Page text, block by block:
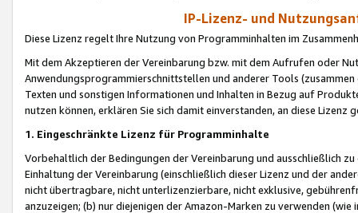
IP-Lizenz- und
Diese Lizenz regelt Ihre Nutzung von Programminhalten im
Mit dem Akzeptieren der Vereinbarung bzw. mit dem Aufrufen oder
Anwendungsprogrammierschnittstellen und anderer Tools (zusammen
Texten und sonstigen Informationen und Inhalten in Bezug auf
nutzen können, erklären Sie sich damit einverstanden, an diese Lizenz
1. Eingeschränkte Lizenz für Programminhalte
Vorbehaltlich der Bedingungen der Vereinbarung und ausschließlich
Einhaltung der Vereinbarung (einschließlich dieser Lizenz und der
nicht übertragbare, nicht unterlizenzierbare, nicht exklusive,
anzuzeigen; (b) nur diejenigen der Amazon-Marken zu verwenden